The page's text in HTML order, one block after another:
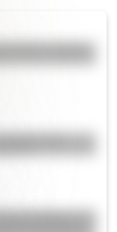
para
Obligado, una